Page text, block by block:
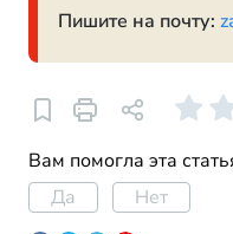
Пишите на почту:
Вам помогла эта
Да
Нет